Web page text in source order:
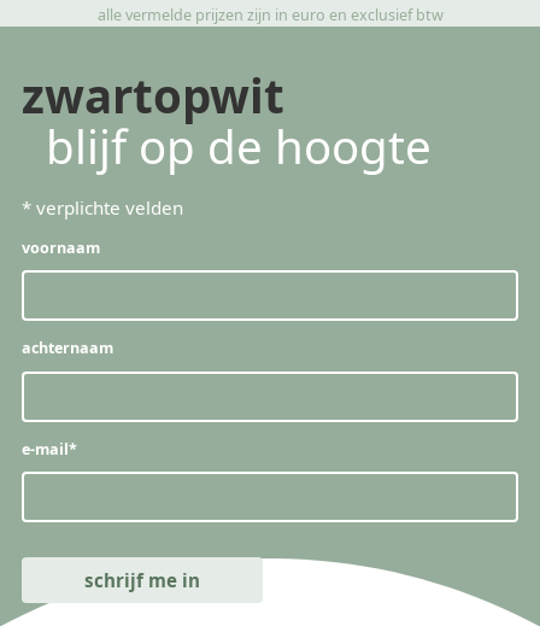
alle vermelde prijzen zijn in euro en exclusief btw
zwartopwit
blijf op de hoogte
* verplichte velden
voornaam
achternaam
e-mail*